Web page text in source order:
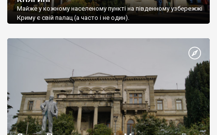
Майже у кожному населеному пункті на південному узбережжі
Криму є свій палац (а часто і не один).